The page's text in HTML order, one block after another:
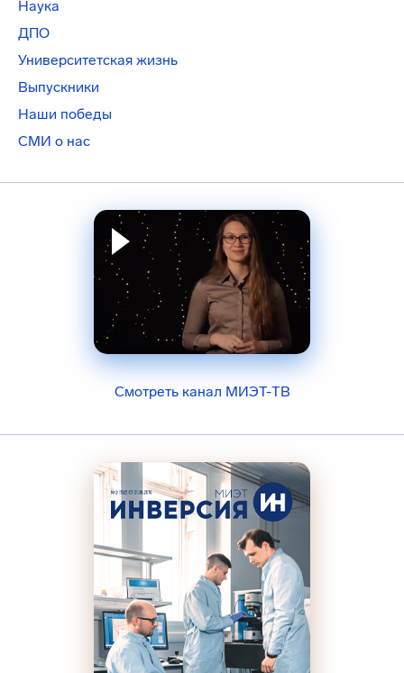
Наука
ДПО
Университетская жизнь
Выпускники
Наши победы
СМИ о нас
Смотреть канал МИЭТ-ТВ